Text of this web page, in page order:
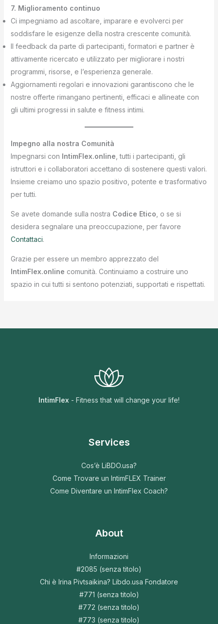
7. Miglioramento continuo
Ci impegniamo ad ascoltare, imparare e evolverci per
soddisfare le esigenze della nostra crescente comunità.
Il feedback da parte di partecipanti, formatori e partner è
attivamente ricercato e utilizzato per migliorare i nostri
programmi, risorse, e l’esperienza generale.
Aggiornamenti regolari e innovazioni garantiscono che le
nostre offerte rimangano pertinenti, efficaci e allineate con
gli ultimi progressi in salute e fitness intimi.
Impegno alla nostra Comunità
Impegnarsi con IntimFlex.online , tutti i partecipanti, gli
istruttori e i collaboratori accettano di sostenere questi valori.
Insieme creiamo uno spazio positivo, potente e trasformativo
per tutti.
Se avete domande sulla nostra Codice Etico , o se si
desidera segnalare una preoccupazione, per favore
Contattaci.
Grazie per essere un membro apprezzato del
IntimFlex.online comunità. Continuiamo a costruire uno
spazio in cui tutti si sentono potenziati, supportati e rispettati.
IntimFlex - Fitness that will change your life!
Services
Cos’è LiBDO.usa?
Come Trovare un IntimFLEX Trainer
Come Diventare un IntimFlex Coach?
About
Informazioni
#2085 (senza titolo)
Chi è Irina Pivtsaikina? Libdo.usa Fondatore
#771 (senza titolo)
#772 (senza titolo)
#773 (senza titolo)